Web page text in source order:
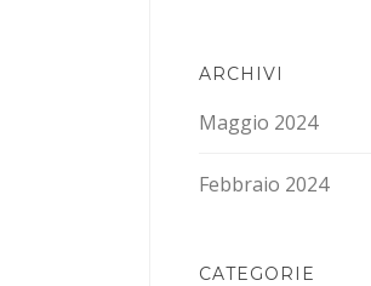
ARCHIVI
Maggio 2024
Febbraio 2024
CATEGORIE